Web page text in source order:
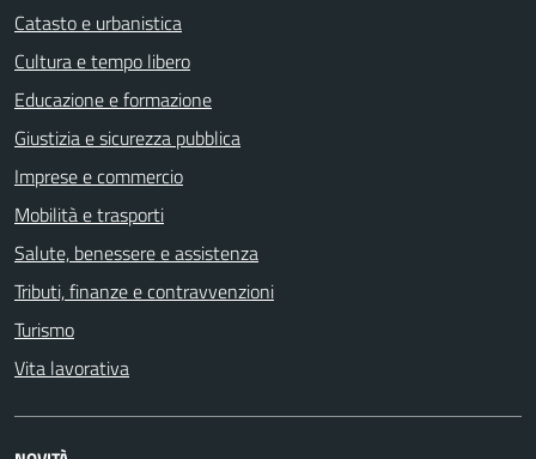
Catasto e urbanistica
Cultura e tempo libero
Educazione e formazione
Giustizia e sicurezza pubblica
Imprese e commercio
Mobilità e trasporti
Salute, benessere e assistenza
Tributi, finanze e contravvenzioni
Turismo
Vita lavorativa